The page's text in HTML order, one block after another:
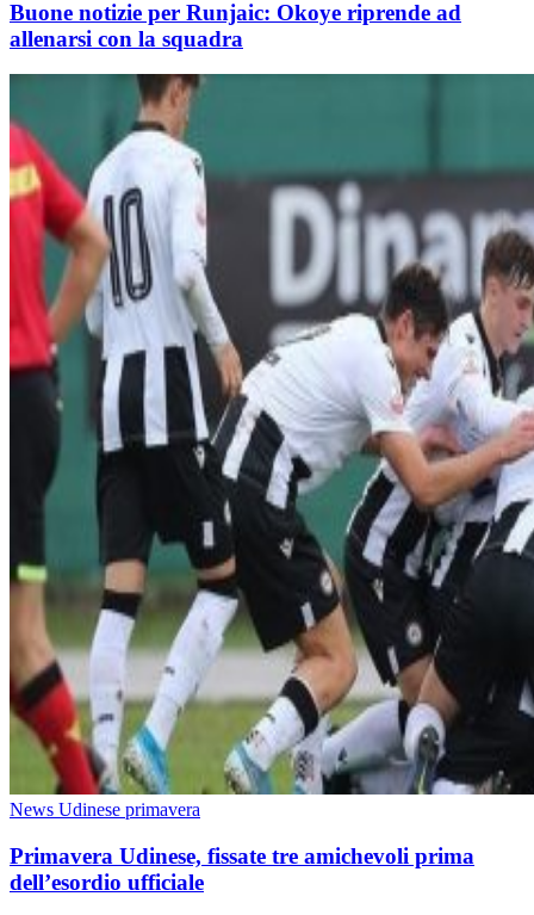
Buone notizie per Runjaic: Okoye riprende ad
allenarsi con la squadra
News Udinese primavera
Primavera Udinese, fissate tre amichevoli prima
dell’esordio ufficiale